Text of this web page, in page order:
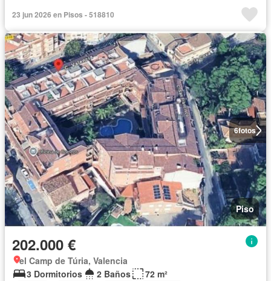
23 jun 2026 en Pisos - 518810
6fotos
Piso
202.000 €
el Camp de Túria, Valencia
3 Dormitorios
2 Baños
72 m²